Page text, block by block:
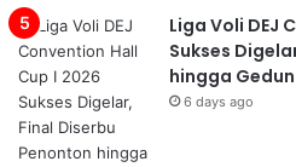
Liga Voli DEJ
Sukses
hingga
6 days ago